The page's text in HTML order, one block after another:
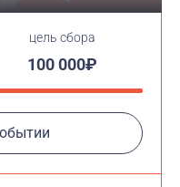
цель сбора
100 000₽